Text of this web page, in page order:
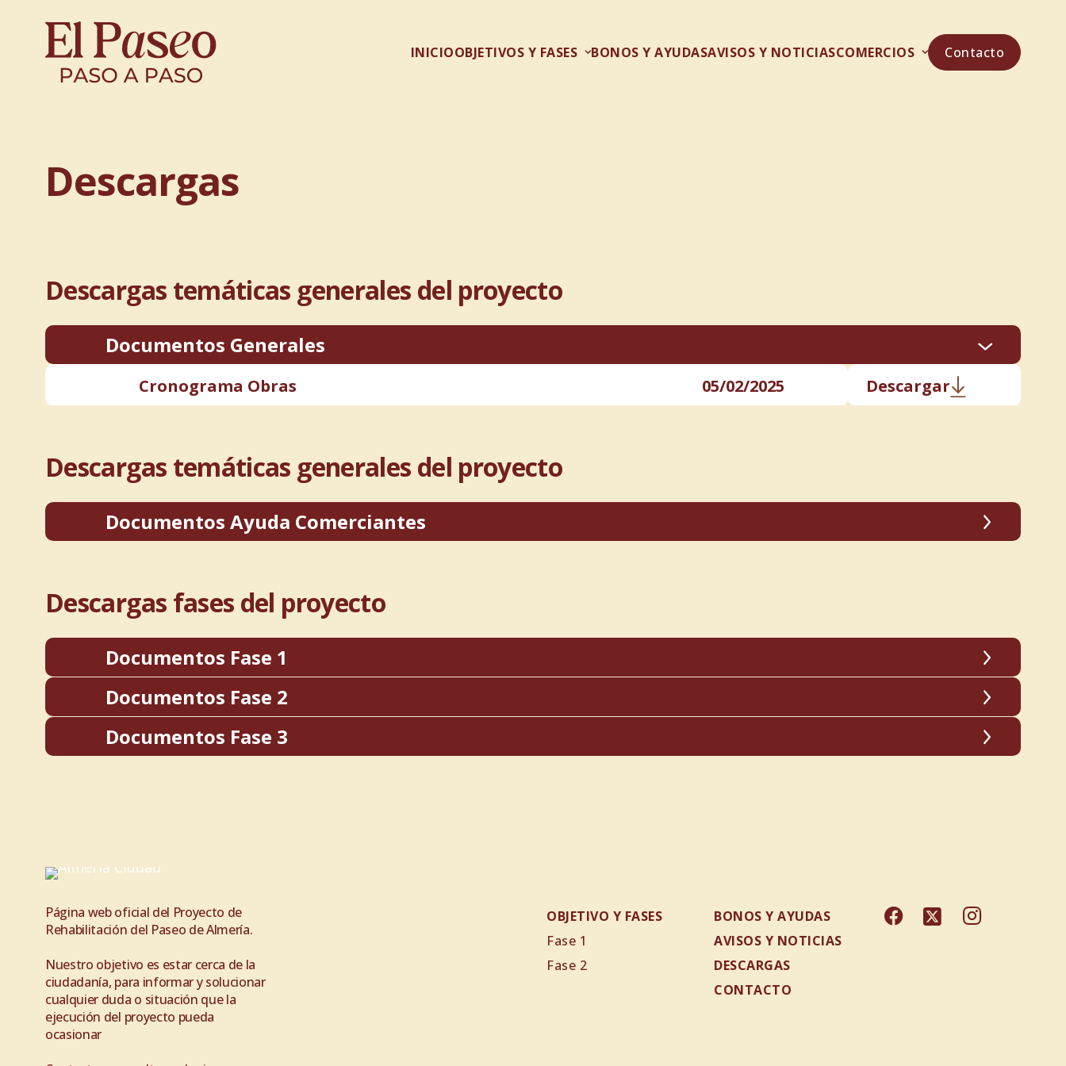
INICIOOBJETIVOS Y FASES BONOS Y AYUDASAVISOS Y NOTICIASCOMERCIOS Contacto
Descargas
Descargas temáticas generales del proyecto
Documentos Generales
Cronograma Obras 05/02/2025 Descargar
Descargas temáticas generales del proyecto
Documentos Ayuda Comerciantes
Descargas fases del proyecto
Documentos Fase 1
Reubicación Kioskos
Cronograma Obras
Documentos Fase 2
Cronograma Obras
Documentos Fase 3
Página web oficial del Proyecto de
Rehabilitación del Paseo de Almería.
Nuestro objetivo es estar cerca de la
ciudadanía, para informar y solucionar
cualquier duda o situación que la
ejecución del proyecto pueda
ocasionar
OBJETIVO Y FASES
Fase 1
Fase 2
BONOS Y AYUDAS
AVISOS Y NOTICIAS
DESCARGAS
CONTACTO